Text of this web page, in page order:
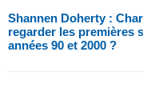
Shannen Doherty :
regarder les premières
années 90 et 2000 ?